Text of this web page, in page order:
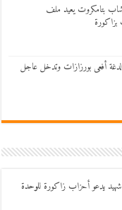
بتامكروت يعيد ملف
أفعى بورزازات وتدخل عاجل
شهيد يدعو أحزاب زاكورة للوحدة